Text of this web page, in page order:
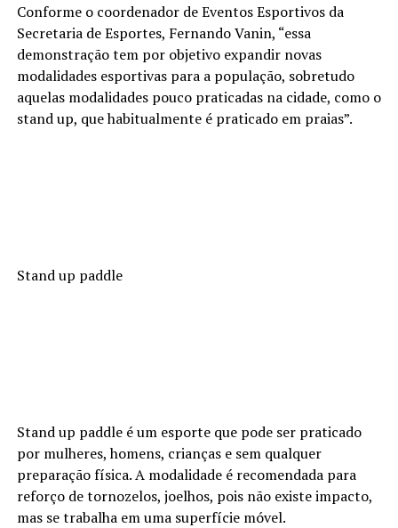
Conforme o coordenador de Eventos Esportivos da
Secretaria de Esportes, Fernando Vanin, “essa
demonstração tem por objetivo expandir novas
modalidades esportivas para a população, sobretudo
aquelas modalidades pouco praticadas na cidade, como o
stand up, que habitualmente é praticado em praias”.
Stand up paddle
Stand up paddle é um esporte que pode ser praticado
por mulheres, homens, crianças e sem qualquer
preparação física. A modalidade é recomendada para
reforço de tornozelos, joelhos, pois não existe impacto,
mas se trabalha em uma superfície móvel.